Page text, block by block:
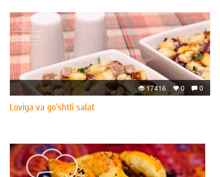
0
0
17416
Loviya va go‘shtli salat